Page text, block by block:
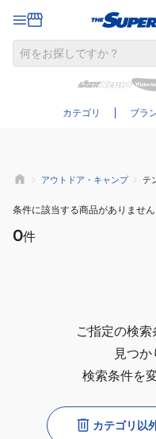
カテゴリ ブラ
アウトドア・キャンプ テ
条件に該当する商品がありません
0件
ご指定の検
見つ
検索条件を
カテゴリ以